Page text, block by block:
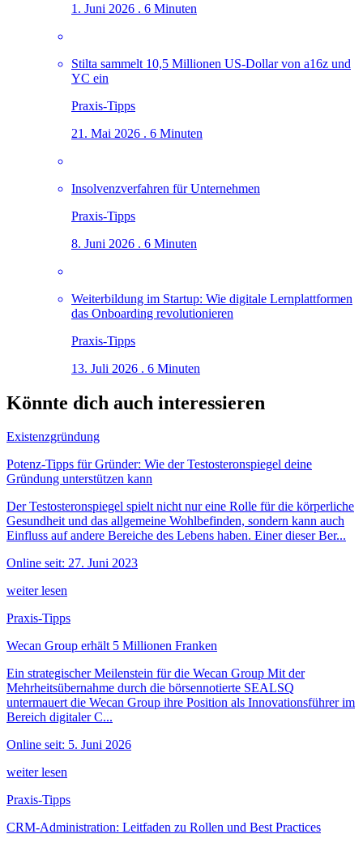
1. Juni 2026 . 6 Minuten
Stilta sammelt 10,5 Millionen US-Dollar von a16z und
YC ein
Praxis-Tipps
21. Mai 2026 . 6 Minuten
Insolvenzverfahren für Unternehmen
Praxis-Tipps
8. Juni 2026 . 6 Minuten
Weiterbildung im Startup: Wie digitale Lernplattformen
das Onboarding revolutionieren
Praxis-Tipps
13. Juli 2026 . 6 Minuten
Könnte dich auch interessieren
Existenzgründung
Potenz-Tipps für Gründer: Wie der Testosteronspiegel deine
Gründung unterstützen kann
Der Testosteronspiegel spielt nicht nur eine Rolle für die körperliche
Gesundheit und das allgemeine Wohlbefinden, sondern kann auch
Einfluss auf andere Bereiche des Lebens haben. Einer dieser Ber...
Online seit: 27. Juni 2023
weiter lesen
Praxis-Tipps
Wecan Group erhält 5 Millionen Franken
Ein strategischer Meilenstein für die Wecan Group Mit der
Mehrheitsübernahme durch die börsennotierte SEALSQ
untermauert die Wecan Group ihre Position als Innovationsführer im
Bereich digitaler C...
Online seit: 5. Juni 2026
weiter lesen
Praxis-Tipps
CRM-Administration: Leitfaden zu Rollen und Best Practices